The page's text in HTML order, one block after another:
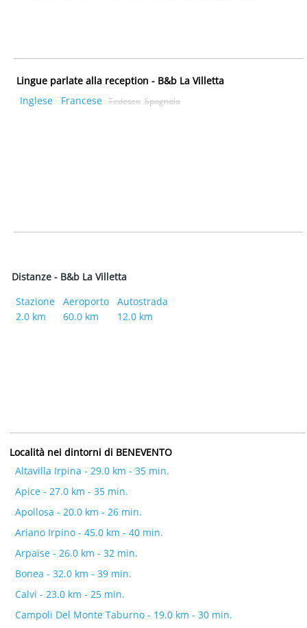
Lingue parlate alla reception - B&b La Villetta
Inglese
Francese Tedesco Spagnolo
Distanze - B&b La Villetta
Stazione
2.0 km
Aeroporto
60.0 km
Autostrada
12.0 km
Località nei dintorni di BENEVENTO
Altavilla Irpina - 29.0 km - 35 min.
Apice - 27.0 km - 35 min.
Apollosa - 20.0 km - 26 min.
Ariano Irpino - 45.0 km - 40 min.
Arpaise - 26.0 km - 32 min.
Bonea - 32.0 km - 39 min.
Calvi - 23.0 km - 25 min.
Campoli Del Monte Taburno - 19.0 km - 30 min.